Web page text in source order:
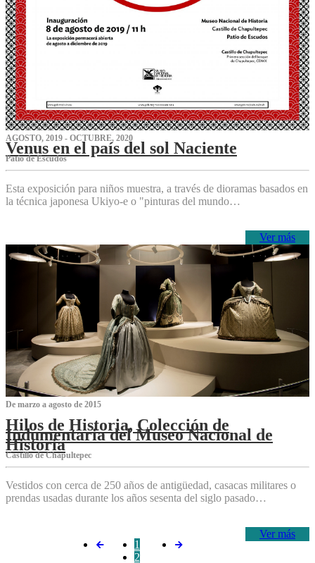
AGOSTO, 2019 - OCTUBRE, 2020
Venus en el país del sol Naciente
P‌atio de Escudos
Esta exposición para niños muestra, a través de dioramas basados en
la técnica japonesa Ukiyo-e o "pinturas del mundo…
Ver más
De marzo a agosto de 2015
Hilos de Historia, Colección de
Indumentaria del Museo Nacional de
Historia
Castillo de Chapultepec
Vestidos con cerca de 250 años de antigüedad, casacas militares o
prendas usadas durante los años sesenta del siglo pasado…
Ver más
1
2